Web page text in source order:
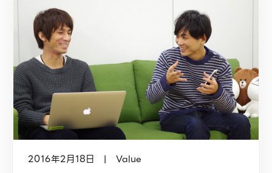
2016年2月18日 | Value